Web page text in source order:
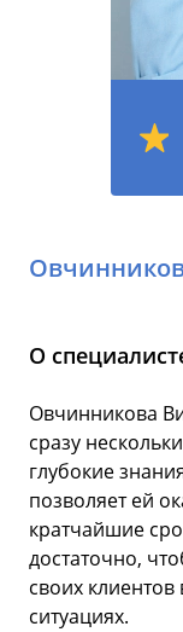
О
Овчинникова
сразу
глубокие
позволяет ей
кратчайшие
достаточно,
своих
ситуациях.